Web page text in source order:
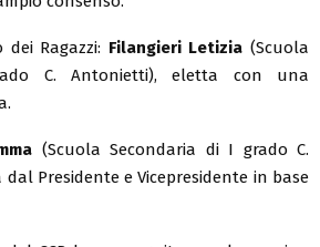
Ragazzi: Filangieri Letizia (Scuola
C. Antonietti), eletta con una
(Scuola Secondaria di I grado C.
Presidente e Vicepresidente in base